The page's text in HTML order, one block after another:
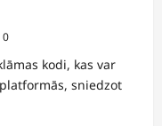
0
kodi, kas var
sniedzot